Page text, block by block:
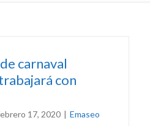
carnaval
con
17, 2020 | Emaseo